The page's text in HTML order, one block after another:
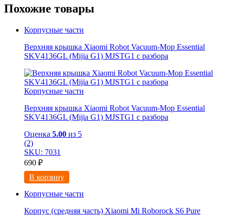
Похожие товары
Корпусные части
Верхняя крышка Xiaomi Robot Vacuum-Mop Essential
SKV4136GL (Mijia G1) MJSTG1 с разбора
Корпусные части
Верхняя крышка Xiaomi Robot Vacuum-Mop Essential
SKV4136GL (Mijia G1) MJSTG1 с разбора
Оценка 5.00 из 5
(2)
SKU: 7031
690 ₽
В корзину
Корпусные части
Корпус (средняя часть) Xiaomi Mi Roborock S6 Pure